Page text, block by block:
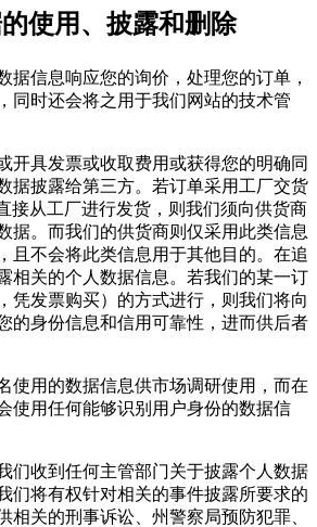
使用、披露和删除
据信息响应您的询价，处理您的订单，
同时还会将之用于我们网站的技术管
开具发票或收取费用或获得您的明确同
据披露给第三方。若订单采用工厂交货
接从工厂进行发货，则我们须向供货商
据。而我们的供货商则仅采用此类信息
且不会将此类信息用于其他目的。在追
相关的个人数据信息。若我们的某一订
凭发票购买）的方式进行，则我们将向
的身份信息和信用可靠性，进而供后者
使用的数据信息供市场调研使用，而在
使用任何能够识别用户身份的数据信
们收到任何主管部门关于披露个人数据
们将有权针对相关的事件披露所要求的
相关的刑事诉讼、州警察局预防犯罪、